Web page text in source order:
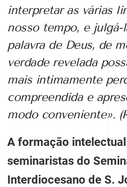
interpretar as várias
nosso tempo, e julgá-
palavra de Deus, de
verdade revelada
mais intimamente
compreendida e
modo conveniente».
A formação
seminaristas do
Interdiocesano de S.